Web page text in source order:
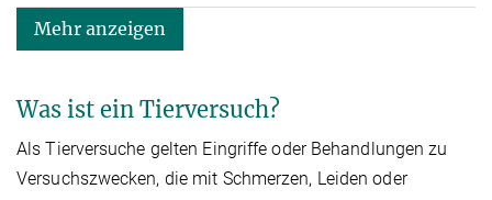
Mehr anzeigen
Was ist ein Tierversuch?
Als Tierversuche gelten Eingriffe oder Behandlungen zu
Versuchszwecken, die mit Schmerzen, Leiden oder